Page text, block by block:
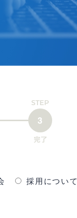
採用につい